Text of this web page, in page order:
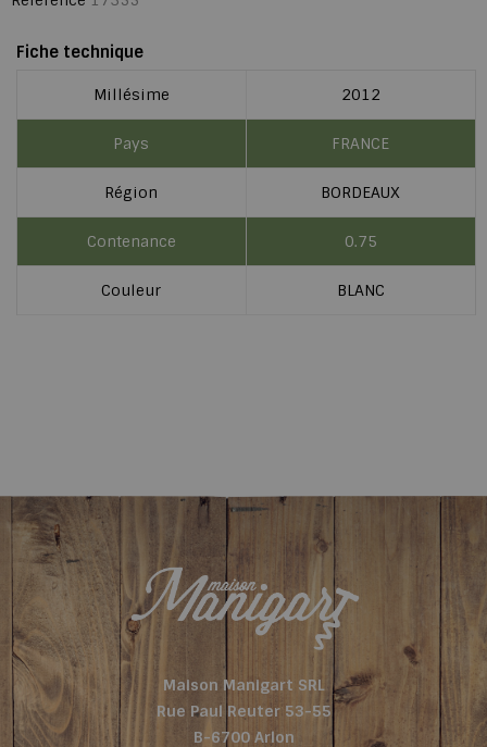
Fiche technique
Millésime 2012
Pays FRANCE
Région BORDEAUX
Contenance 0.75
Couleur BLANC
Maison Manigart SRL
Rue Paul Reuter 53-55
B-6700 Arlon